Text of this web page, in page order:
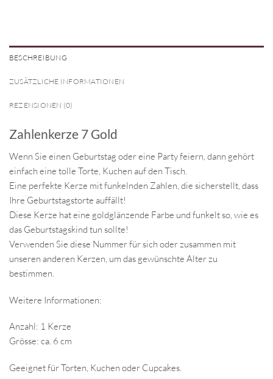
BESCHREIBUNG
ZUSÄTZLICHE INFORMATIONEN
REZENSIONEN (0)
Zahlenkerze 7 Gold
Wenn Sie einen Geburtstag oder eine Party feiern, dann gehört
einfach eine tolle Torte, Kuchen auf den Tisch.
Eine perfekte Kerze mit funkelnden Zahlen, die sicherstellt, dass
Ihre Geburtstagstorte auffällt!
Diese Kerze hat eine goldglänzende Farbe und funkelt so, wie es
das Geburtstagskind tun sollte!
Verwenden Sie diese Nummer für sich oder zusammen mit
unseren anderen Kerzen, um das gewünschte Alter zu
bestimmen.
Weitere Informationen:
Anzahl: 1 Kerze
Grösse: ca. 6 cm
Geeignet für Torten, Kuchen oder Cupcakes.